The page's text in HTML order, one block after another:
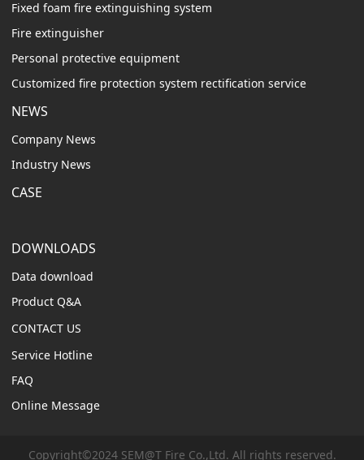
Fixed foam fire extinguishing system
Fire extinguisher
Personal protective equipment
Customized fire protection system rectification service
NEWS
Company News
Industry News
CASE
DOWNLOADS
Data download
Product Q&A
CONTACT US
Service Hotline
FAQ
Online Message
Copyright©2024 SEM@T Fire Co.,Ltd. All rights reserved.